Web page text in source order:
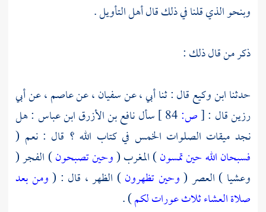
وبنحو الذي قلنا في ذلك قال أهل التأويل .
ذكر من قال ذلك :
حدثناابن وكيعقال : ثنا أبي ، عنسفيان ،عنعاصم ،عنأبي
رزينقال :[ص: سألنافع بن الأزرقابن عباس : هل
نجد ميقات الصلوات الخمس في كتاب الله ؟ قال : نعم (
فسبحان الله حين تمسون) المغرب (وحين تصبحون) الفجر (
وعشيا ) العصر (وحين تظهرون) الظهر ، قال : (ومن بعد
صلاة العشاء ثلاث عورات لكم) .